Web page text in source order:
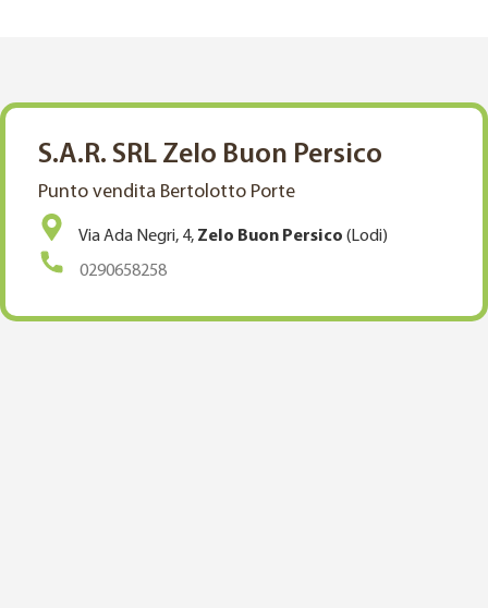
S.A.R. SRL Zelo Buon Persico
Punto vendita Bertolotto Porte
Via Ada Negri, 4, Zelo Buon Persico (Lodi)
0290658258